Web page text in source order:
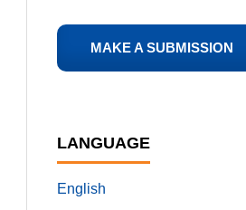
MAKE A SUBMISSION
LANGUAGE
English